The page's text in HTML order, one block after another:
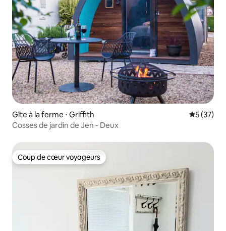
Gîte à la ferme ⋅ Griffith
5 (37)
Cosses de jardin de Jen - Deux
Coup de cœur voyageurs
Coup de cœur voyageurs